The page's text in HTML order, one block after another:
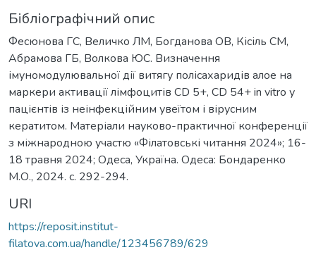
Бібліографічний опис
Фесюнова ГС, Величко ЛМ, Богданова ОВ, Кісіль СМ,
Абрамова ГБ, Волкова ЮС. Визначення
імуномодулювальної дії витягу полісахаридів алое на
маркери активації лімфоцитів СD 5+, СD 54+ in vitro у
пацієнтів із неінфекційним увеїтом і вірусним
кератитом. Матеріали науково-практичної конференції
з міжнародною участю «Філатовські читання 2024»; 16-
18 травня 2024; Одеса, Україна. Одеса: Бондаренко
М.О., 2024. c. 292-294.
URI
https://reposit.institut-
filatova.com.ua/handle/123456789/629